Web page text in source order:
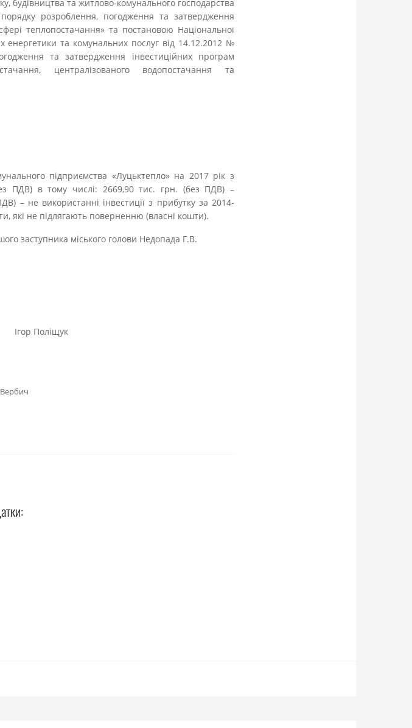
будівництва та житлово-комунального господарства
розроблення, погодження та затвердження
теплопостачання» та постановою Національної
енергетики та комунальних послуг від 14.12.2012 №
та затвердження інвестиційних програм
централізованого водопостачання та
підприємства «Луцьктепло» на 2017 рік з
ПДВ) в тому числі: 2669,90 тис. грн. (без ПДВ) –
– не використанні інвестиції з прибутку за 2014-
які не підлягають поверненню (власні кошти).
заступника міського голови Недопада Г.В.
Поліщук